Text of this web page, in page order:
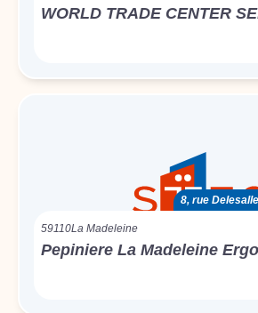
WORLD TRADE CENTER
8, rue
59110La Madeleine
Pepiniere La Madeleine